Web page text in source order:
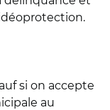
si on accepte
au